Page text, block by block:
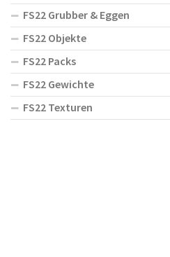
FS22 Grubber & Eggen
FS22 Objekte
FS22 Packs
FS22 Gewichte
FS22 Texturen